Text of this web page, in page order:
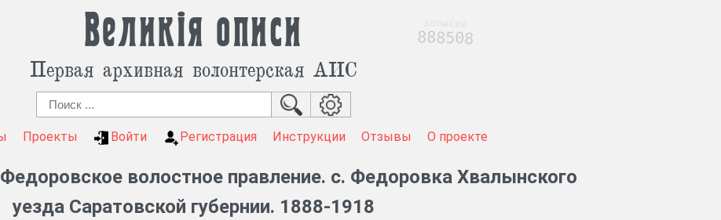
Великія описи
Первая архивная волонтерская АИС
Проекты Войти Регистрация Инструкции Отзывы О проекте
волостное правление. с. Федоровка Хвалынского
уезда Саратовской губернии. 1888-1918
888508